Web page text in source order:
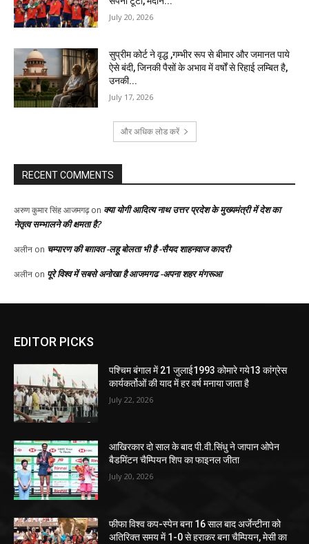
EDITOR PICKS
पश्चिम बंगाल में 21 जुलाई1993 कोमारे गये13 कांग्रेस
कार्यकर्तोओं की याद में हर वर्ष मनाया जाता है
July 22, 2026
आखिरकार दो साल के बाद पी.वी.सिंधु ने जापान ओपेन
बैडमिंटन चैम्पियन शिप का फाइनल जीता
July 20, 2026
फीफा विश्व कप-स्पेन बना 16 साल बाद अर्जेन्टीना को
अतिरिक्त समय में 1-0 से हराकर बना चैम्पियन, मेसी का